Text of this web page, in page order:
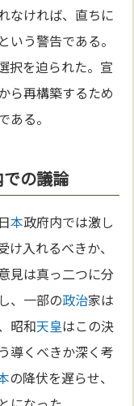
なければ、直ちに
いう警告である。
択を迫られた。宣
ら再構築するため
ある。
の議論
本政府内では激し
入れるべきか、
見は真っ二つに分
、一部の政治家は
昭和天皇はこの決
導くべきか深く考
の降伏を遅らせ、